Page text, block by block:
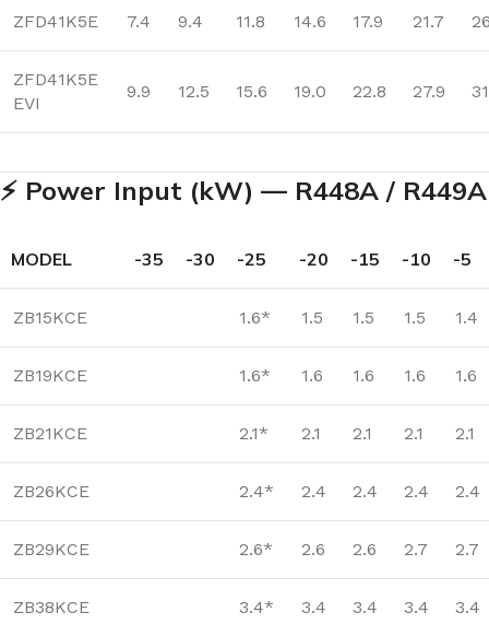
ZFD41K5E 7.4 9.4 11.8 14.6 17.9 21.7
ZFD41K5E
EVI
9.9 12.5 15.6 19.0 22.8 27.9
⚡ Power Input (kW) — R448A / R449A
MODEL -35 -30 -25 -20 -15 -10 -5
ZB15KCE 1.6* 1.5 1.5 1.5 1.4
ZB19KCE 1.6* 1.6 1.6 1.6 1.6
ZB21KCE 2.1* 2.1 2.1 2.1 2.1
ZB26KCE 2.4* 2.4 2.4 2.4 2.4
ZB29KCE 2.6* 2.6 2.6 2.7 2.7
ZB38KCE 3.4* 3.4 3.4 3.4 3.4